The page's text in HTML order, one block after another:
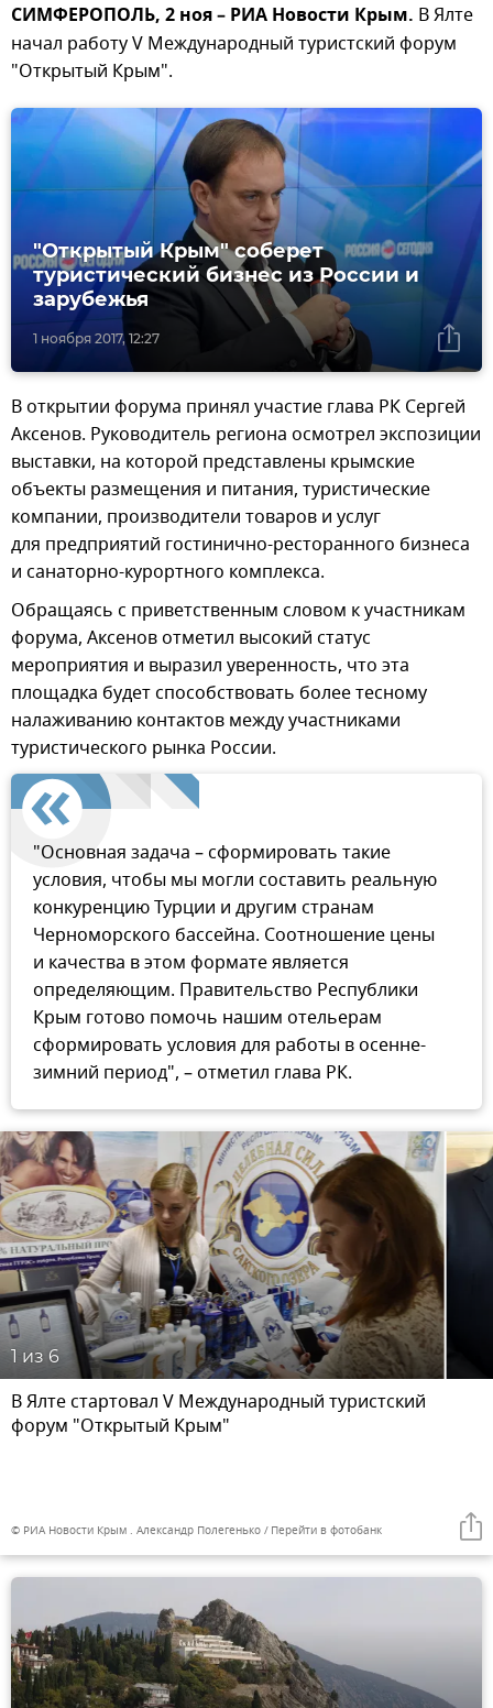
СИМФЕРОПОЛЬ, 2 ноя – РИА Новости Крым. В Ялте
начал работу V Международный туристский форум
"Открытый Крым".
1 ноября 2017, 12:27
"Открытый Крым" соберет
туристический бизнес из России и
зарубежья
В открытии форума принял участие глава РК Сергей
Аксенов. Руководитель региона осмотрел экспозиции
выставки, на которой представлены крымские
объекты размещения и питания, туристические
компании, производители товаров и услуг
для предприятий гостинично-ресторанного бизнеса
и санаторно-курортного комплекса.
Обращаясь с приветственным словом к участникам
форума, Аксенов отметил высокий статус
мероприятия и выразил уверенность, что эта
площадка будет способствовать более тесному
налаживанию контактов между участниками
туристического рынка России.
"Основная задача – сформировать такие
условия, чтобы мы могли составить реальную
конкуренцию Турции и другим странам
Черноморского бассейна. Соотношение цены
и качества в этом формате является
определяющим. Правительство Республики
Крым готово помочь нашим отельерам
сформировать условия для работы в осенне-
зимний период", – отметил глава РК.
1 из 6
В Ялте стартовал V Международный туристский
форум "Открытый Крым"
© РИА Новости Крым . Александр Полегенько Перейти в фотобанк